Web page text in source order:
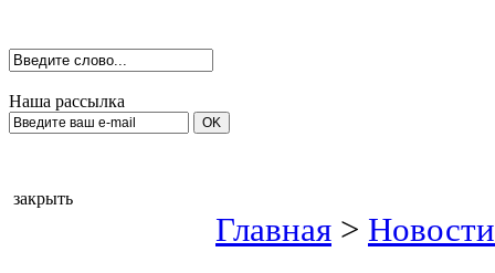
Наша рассылка
закрыть
Главная >